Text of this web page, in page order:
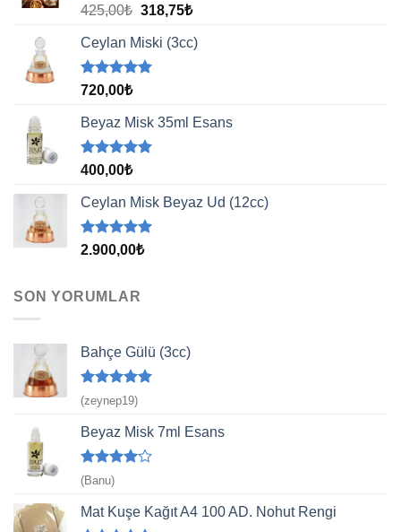
5 üzerinden
aldı
425,00₺ Orijinal
425,00₺.
318,75₺Şu
fiyat:
Ceylan Miski (3cc)
5 üzerinden
aldı
720,00₺
Beyaz Misk 35ml Esans
5 üzerinden
aldı
400,00₺
Ceylan Misk Beyaz Ud (12cc)
5 üzerinden
2.900,00₺
SON YORUMLAR
Bahçe Gülü (3cc)
5 üzerinden
5
oy aldı
(zeynep19)
Beyaz Misk 7ml Esans
5
üzerinden
4 oy aldı
(Banu)
Mat Kuşe Kağıt A4 100 AD. Nohut Rengi